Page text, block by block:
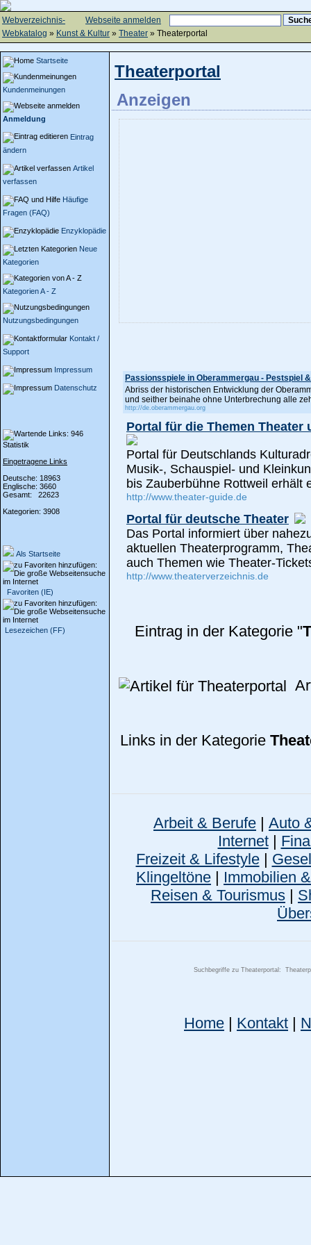
Webseite anmelden
Webverzeichnis-
Webkatalog » Kunst & Kultur » Theater » Theaterportal
Startseite
Kundenmeinungen
Anmeldung
Eintrag
ändern
Artikel
verfassen
Häufige
Fragen (FAQ)
Enzyklopädie
Neue
Kategorien
Kategorien A - Z
Nutzungsbedingungen
Kontakt /
Support
Impressum
Datenschutz
Statistik
Eingetragene Links
Deutsche: 18963
Englische: 3660
Gesamt: 22623
Kategorien: 3908
Als Startseite
Favoriten (IE)
Lesezeichen (FF)
Theaterportal
Anzeigen
Passionsspiele in Oberammergau - Pestspiel
Abriss der historischen Entwicklung der
und seither beinahe ohne Unterbrechung alle
http://de.oberammergau.org
Portal für die Themen Theater
Portal für Deutschlands
Musik-, Schauspiel- und
bis Zauberbühne Rottweil erhält
http://www.theater-guide.de
Portal für deutsche Theater
Das Portal informiert über
aktuellen Theaterprogramm,
auch Themen wie Theater-
http://www.theaterverzeichnis.de
Eintrag in der Kategorie "
Links in der Kategorie
Arbeit & Berufe | Auto
Internet|
Freizeit & Lifestyle|
Klingeltöne | Immobilien
Reisen & Tourismus |
Suchbegriffe zu Theaterportal:
Home | Kontakt |